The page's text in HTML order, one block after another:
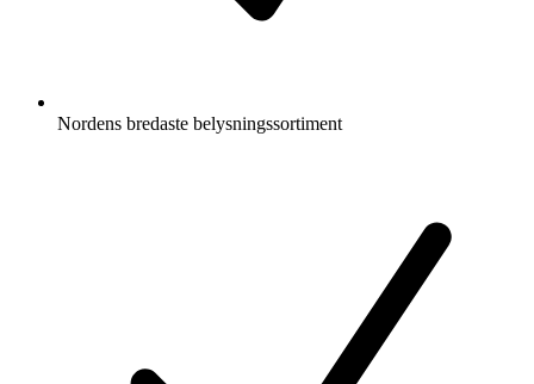
Nordens bredaste belysningssortiment